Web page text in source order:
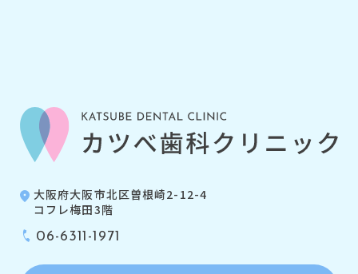
大阪府大阪市北区曽根崎2-12-4
コフレ梅田3階
06-6311-1971